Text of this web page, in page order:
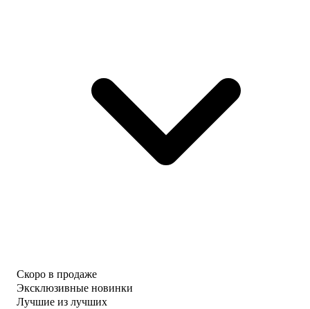
Скоро в продаже
Эксклюзивные новинки
Лучшие из лучших